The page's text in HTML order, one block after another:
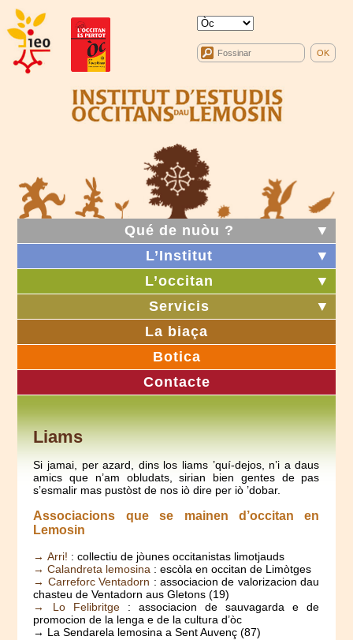
Qué de nuòu ?
▼
L’Institut
▼
L’occitan
▼
Servicis
▼
La biaça
Botica
Contacte
Liams
Si jamai, per azard, dins los liams ’quí-dejos, n’i a daus
amics que n’am obludats, sirian bien gentes de pas
s’esmalir mas pustòst de nos iò dire per iò ’dobar.
Associacions que se mainen d’occitan en
Lemosin
→ Arri! : collectiu de jòunes occitanistas limotjauds
→ Calandreta lemosina : escòla en occitan de Limòtges
→ Carreforc Ventadorn : associacion de valorizacion dau
chasteu de Ventadorn aus Gletons (19)
→ Lo Felibritge: associacion de sauvagarda e de
promocion de la lenga e de la cultura d’òc
→ La Sendarela lemosina a Sent Auvenç (87)